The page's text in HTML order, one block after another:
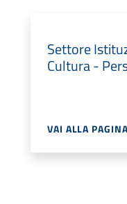
Settore
Cultura -
VAI ALLA PAGINA